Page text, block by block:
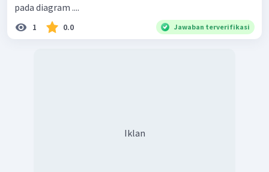
pada diagram ....
1 0.0 Jawaban terverifikasi
Iklan